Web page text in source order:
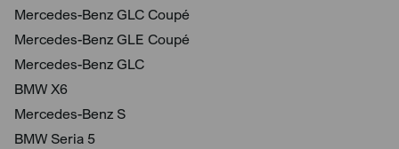
Mercedes-Benz GLC Coupé
Mercedes-Benz GLE Coupé
Mercedes-Benz GLC
BMW X6
Mercedes-Benz S
BMW Seria 5